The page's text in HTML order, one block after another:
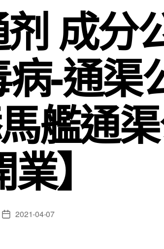
成分
-通渠
艦通
】
Post2021-04-07